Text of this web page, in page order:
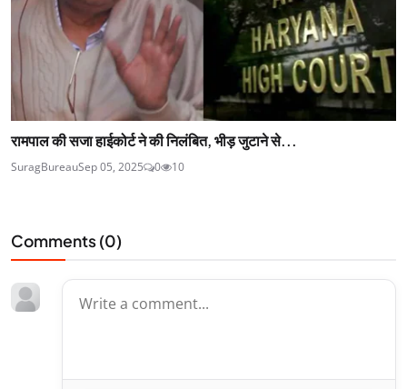
रामपाल की सजा हाईकोर्ट ने की निलंबित, भीड़ जुटाने से...
SuragBureauSep 05, 2025 0 10
Comments (0)